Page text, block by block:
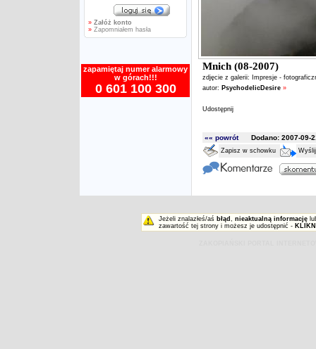
» Załóż konto
» Zapomniałem hasła
zapamiętaj numer alarmowy
w górach!!!
0 601 100 300
Mnich (08-2007)
zdjęcie z galerii:
Impresje -
autor: PsychodelicDesire »
Udostępnij
«« powrótDodano: 2007-09-
Zapisz w schowku
Jeżeli znalazłeś/aś błąd , nieaktualną informację
zawartość tej strony i możesz je udostępnić -